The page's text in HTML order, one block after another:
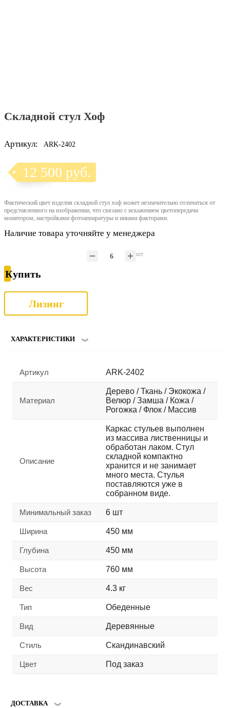
Складной стул Хоф
Артикул: ARK-2402
12 500 руб.
Фактический цвет изделия складной стул хоф может незначительно отличаться от
представленного на изображении, что связано с искажением цветопередачи
монитором, настройками фотоаппаратуры и иными факторами.
Наличие товара уточняйте у менеджера
шт
Купить
Лизинг
ХАРАКТЕРИСТИКИ
Артикул ARK-2402
Материал
Дерево / Ткань / Экокожа /
Велюр / Замша / Кожа /
Рогожка / Флок / Массив
Описание
Каркас стульев выполнен
из массива лиственницы и
обработан лаком. Стул
складной компактно
хранится и не занимает
много места. Стулья
поставляются уже в
собранном виде.
Минимальный заказ 6 шт
Ширина 450 мм
Глубина 450 мм
Высота 760 мм
Вес 4.3 кг
Тип Обеденные
Вид Деревянные
Стиль Скандинавский
Цвет Под заказ
ДОСТАВКА